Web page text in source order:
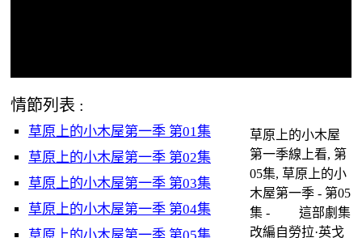
情節列表 :
草原上的小木屋第一季 第01集
草原上的小木屋第一季 第02集
草原上的小木屋第一季 第03集
草原上的小木屋第一季 第04集
草原上的小木屋
第一季線上看, 第
05集, 草原上的小
木屋第一季 - 第05
集 - 這部劇集
改編自勞拉·英戈